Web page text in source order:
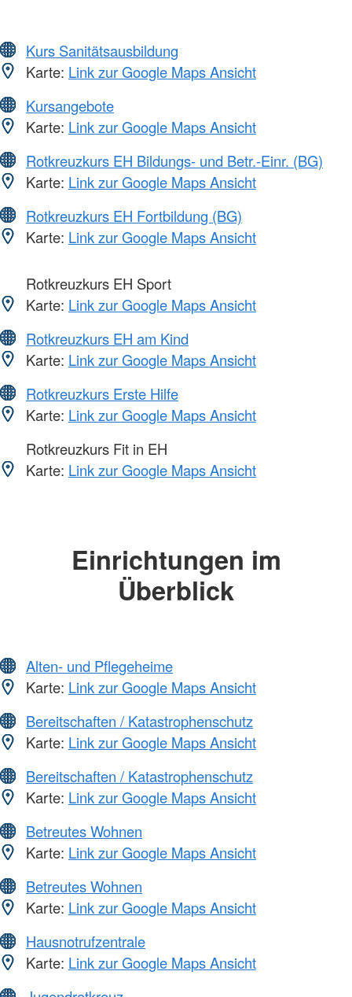
Kurs Sanitätsausbildung
Karte: Link zur Google Maps Ansicht
Kursangebote
Karte: Link zur Google Maps Ansicht
Rotkreuzkurs EH Bildungs- und Betr.-Einr. (BG)
Karte: Link zur Google Maps Ansicht
Rotkreuzkurs EH Fortbildung (BG)
Karte: Link zur Google Maps Ansicht
Rotkreuzkurs EH Sport
Karte: Link zur Google Maps Ansicht
Rotkreuzkurs EH am Kind
Karte: Link zur Google Maps Ansicht
Rotkreuzkurs Erste Hilfe
Karte: Link zur Google Maps Ansicht
Rotkreuzkurs Fit in EH
Karte: Link zur Google Maps Ansicht
Einrichtungen im
Überblick
Alten- und Pflegeheime
Karte: Link zur Google Maps Ansicht
Bereitschaften / Katastrophenschutz
Karte: Link zur Google Maps Ansicht
Bereitschaften / Katastrophenschutz
Karte: Link zur Google Maps Ansicht
Betreutes Wohnen
Karte: Link zur Google Maps Ansicht
Betreutes Wohnen
Karte: Link zur Google Maps Ansicht
Hausnotrufzentrale
Karte: Link zur Google Maps Ansicht